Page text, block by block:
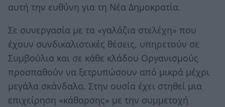
αυτή την ευθύνη για τη Νέα Δημοκρατία.
Σε συνεργασία με τα «γαλάζια στελέχη» που
έχουν συνδικαλιστικές θέσεις, υπηρετούν σε
Συμβούλια και σε κάθε κλάδου Οργανισμούς
προσπαθούν να ξετρυπώσουν από μικρά μέχρι
μεγάλα σκάνδαλα. Στην ουσία έχει στηθεί μια
επιχείρηση «κάθαρσης» με την συμμετοχή